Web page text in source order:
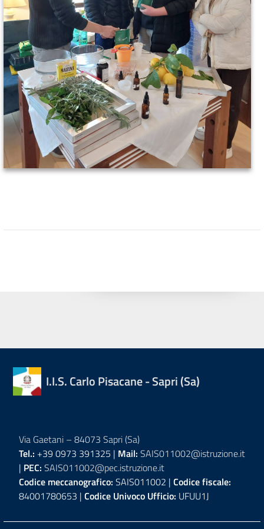
I.I.S. Carlo Pisacane - Sapri (Sa)
Via Gaetani – 84073 Sapri (Sa)
Tel.: +39 0973 391325 | Mail: SAIS011002@istruzione.it
| PEC: SAIS011002@pec.istruzione.it
Codice meccanografico: SAIS011002 | Codice fiscale:
84001780653 | Codice Univoco Ufficio: UFUU1J